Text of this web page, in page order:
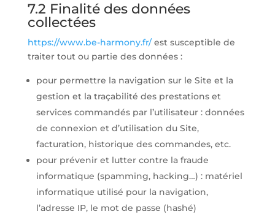
7.2 Finalité des données
collectées
https://www.be-harmony.fr/est susceptible de
traiter tout ou partie des données :
pour permettre la navigation sur le Site et la
gestion et la traçabilité des prestations et
services commandés par l’utilisateur : données
de connexion et d’utilisation du Site,
facturation, historique des commandes, etc.
pour prévenir et lutter contre la fraude
informatique (spamming, hacking…) : matériel
informatique utilisé pour la navigation,
l’adresse IP, le mot de passe (hashé)